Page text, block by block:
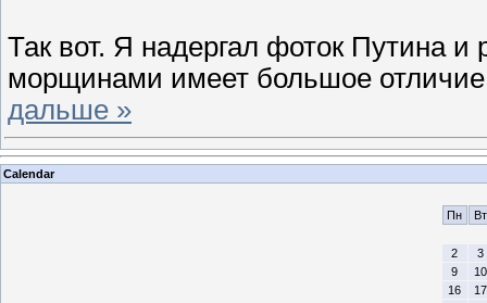
Так вот. Я надергал фоток Путина и
морщинами имеет большое
дальше »
Calendar
Пн Вт
2
3
9
10
16
17